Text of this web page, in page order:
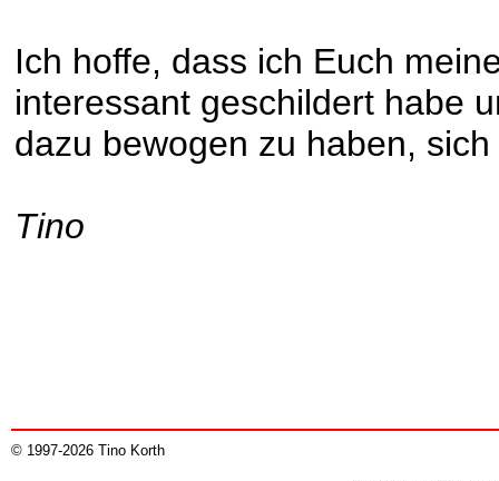
Ich hoffe, dass ich Euch
interessant geschildert habe
dazu bewogen zu haben,
Tino
© 1997-2026 Tino Korth